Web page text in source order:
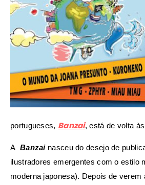
portugueses, Banzai, está de volta
A Banzainasceu do desejo de
ilustradores emergentes com o estilo
moderna japonesa). Depois de verem